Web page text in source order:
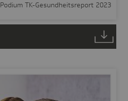
Podium TK-Gesundheitsreport 2023